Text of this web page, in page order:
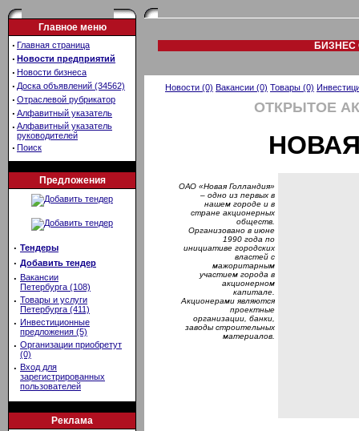
Главное меню
· Главная страница
· Новости предприятий
· Новости бизнеса
· Доска объявлений (34562)
· Отраслевой рубрикатор
· Алфавитный указатель
· Алфавитный указатель
руководителей
· Поиск
Предложения
· Тендеры
· Добавить тендер
· Вакансии
Петербурга (108)
· Товары и услуги
Петербурга (411)
· Инвестиционные
предложения (5)
· Организации приобретут
(0)
· Вход для
зарегистрированных
пользователей
Реклама
БИЗНЕС
Новости (0) Вакансии (0) Товары (0)
ОТКРЫТОЕ
ОАО «Новая Голландия»
– одно из первых в
нашем городе и в
стране акционерных
обществ.
Организовано в июне
1990 года по
инициативе городских
властей с
мажоритарным
участием города в
акционерном
капитале.
Акционерами являются
проектные
организации, банки,
заводы строительных
материалов.